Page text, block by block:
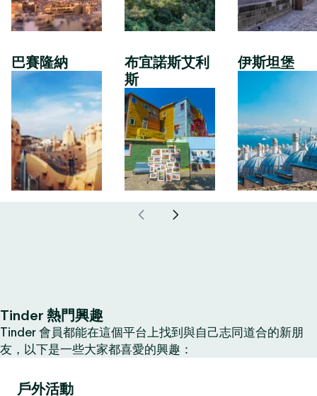
巴賽隆納
布宜諾斯艾利
斯
伊斯坦堡
Tinder 熱門興趣
Tinder 會員都能在這個平台上找到與自己志同道合的新朋
友，以下是一些大家都喜愛的興趣：
戶外活動